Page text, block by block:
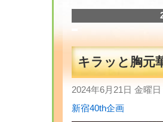
キラッと胸
2024年6月21日 金曜
新宿40th企画